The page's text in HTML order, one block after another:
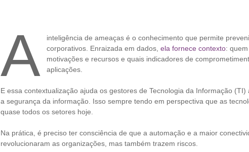
A
inteligência de ameaças é o conhecimento que permite
corporativos. Enraizada em dados, ela fornece contexto:
motivações e recursos e quais indicadores de
aplicações.
E essa contextualização ajuda os gestores de Tecnologia da Informação
a segurança da informação. Isso sempre tendo em perspectiva que as
quase todos os setores hoje.
Na prática, é preciso ter consciência de que a automação e a maior
revolucionaram as organizações, mas também trazem riscos.